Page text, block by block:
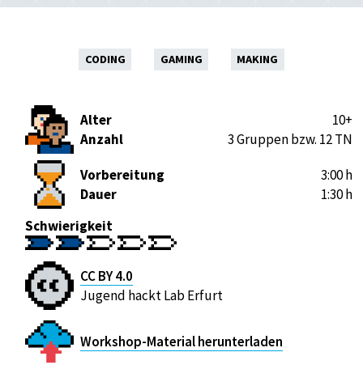
CODING GAMING MAKING
Alter
10+
Anzahl
3 Gruppen bzw. 12 TN
Vorbereitung
3:00 h
Dauer
1:30 h
Schwierigkeit
CC BY 4.0
Jugend hackt Lab Erfurt
Workshop-Material herunterladen